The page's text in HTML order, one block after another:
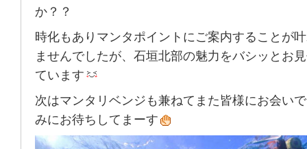
か？？
時化もありマンタポイントにご案内することが
ませんでしたが、石垣北部の魅力をバシッとお
ています
次はマンタリベンジも兼ねてまた皆様にお会い
みにお待ちしてまーす